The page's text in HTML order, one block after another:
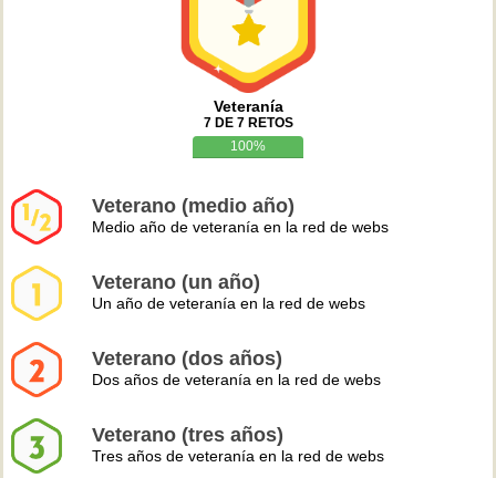
Veteranía
7 DE 7 RETOS
100%
Veterano (medio año)
Medio año de veteranía en la red de webs
Veterano (un año)
Un año de veteranía en la red de webs
Veterano (dos años)
Dos años de veteranía en la red de webs
Veterano (tres años)
Tres años de veteranía en la red de webs